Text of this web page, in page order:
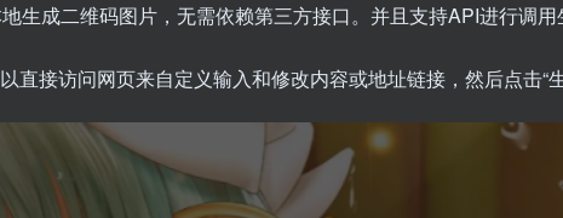
生成二维码图片，无需依赖第三方接口。并且支持API进行调用
接访问网页来自定义输入和修改内容或地址链接，然后点击“